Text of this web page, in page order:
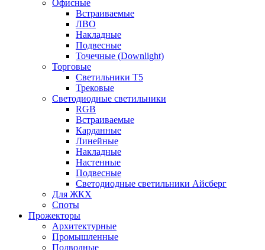
Офисные
Встраиваемые
ЛВО
Накладные
Подвесные
Точечные (Downlight)
Торговые
Светильники Т5
Трековые
Светодиодные светильники
RGB
Встраиваемые
Карданные
Линейные
Накладные
Настенные
Подвесные
Светодиодные светильники Айсберг
Для ЖКХ
Споты
Прожекторы
Архитектурные
Промышленные
Подводные